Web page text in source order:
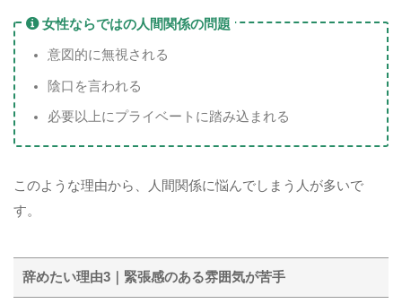
女性ならではの人間関係の問題
意図的に無視される
陰口を言われる
必要以上にプライベートに踏み込まれる
このような理由から、人間関係に悩んでしまう人が多いで
す。
辞めたい理由3｜緊張感のある雰囲気が苦手